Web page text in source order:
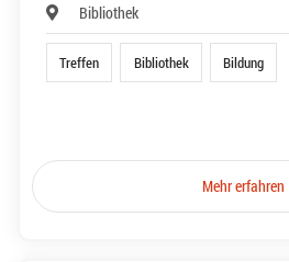
Bibliothek
Treffen Bibliothek Bildung
Mehr erfahren